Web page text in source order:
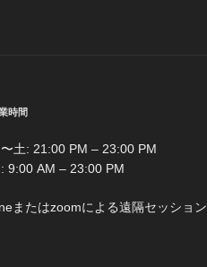
時間
〜土: 21:00 PM – 23:00 PM
: 9:00 AM – 23:00 PM
またはzoomによる遠隔セッション